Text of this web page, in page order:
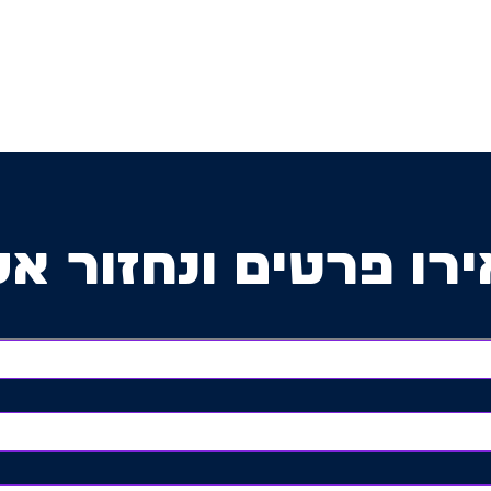
פרטים ונחזור